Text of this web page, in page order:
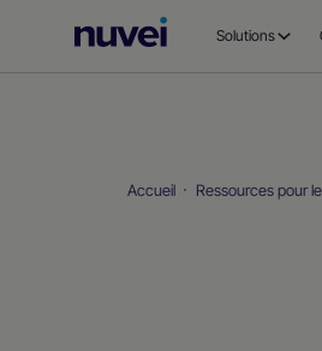
Page
Solutions
Accueil Ressources pour